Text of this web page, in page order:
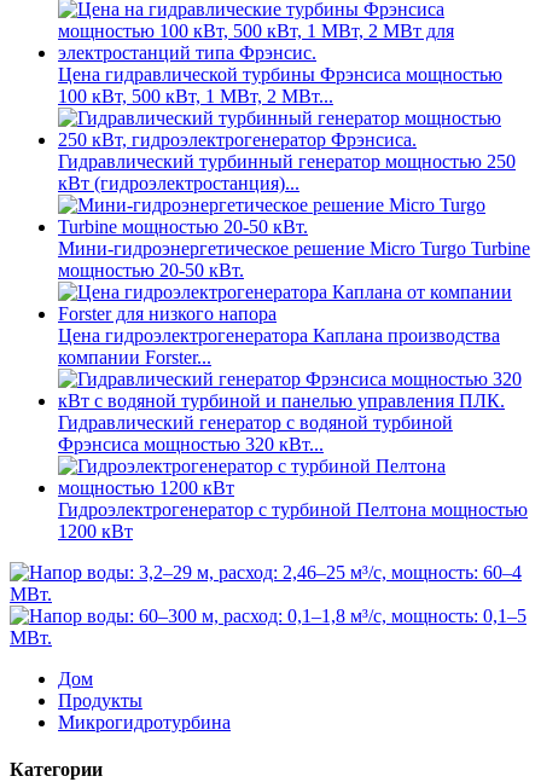
Цена гидравлической турбины Фрэнсиса мощностью
100 кВт, 500 кВт, 1 МВт, 2 МВт...
Гидравлический турбинный генератор мощностью 250
кВт (гидроэлектростанция)...
Мини-гидроэнергетическое решение Micro Turgo Turbine
мощностью 20-50 кВт.
Цена гидроэлектрогенератора Каплана производства
компании Forster...
Гидравлический генератор с водяной турбиной
Фрэнсиса мощностью 320 кВт...
Гидроэлектрогенератор с турбиной Пелтона мощностью
1200 кВт
Дом
Продукты
Микрогидротурбина
Категории